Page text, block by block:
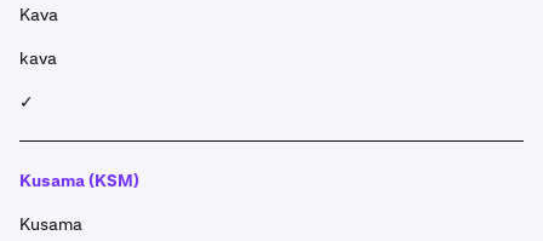
Kava
kava
✓
Kusama (KSM)
Kusama